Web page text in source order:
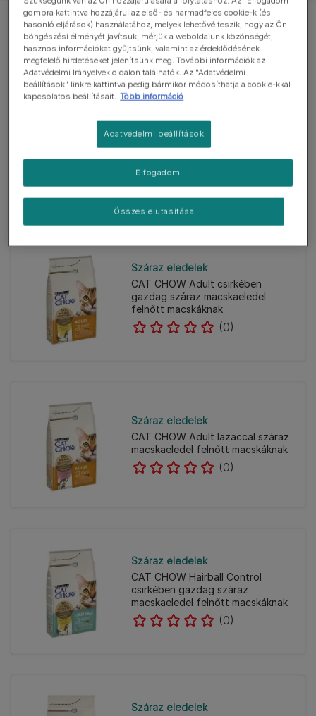
Szűrők
Száraz eledelek
macskaeledel felnőtt macskáknak
Száraz eledelek
CAT CHOW Adult csirkében
gazdag száraz macskaeledel
felnőtt macskáknak
(0)
Száraz eledelek
CAT CHOW Adult lazaccal száraz
macskaeledel felnőtt macskáknak
(0)
Száraz eledelek
CAT CHOW Hairball Control
csirkében gazdag száraz
macskaeledel felnőtt macskáknak
(0)
Száraz eledelek
gombra kattintva hozzájárul az első- és harmadfeles cookie-k (és
hasonló eljárások) használatához, melyek lehetővé teszik, hogy az Ön
böngészési élményét javítsuk, mérjük a weboldalunk közönségét,
hasznos információkat gyűjtsünk, valamint az érdeklődésének
megfelelő hirdetéseket jelenítsünk meg. További információk az
Adatvédelmi Irányelvek oldalon találhatók. Az "Adatvédelmi
beállítások" linkre kattintva pedig bármikor módosíthatja a cookie-kkal
kapcsolatos beállításait. Több információ
Adatvédelmi beállítások
Összes elutasítása
Elfogadom